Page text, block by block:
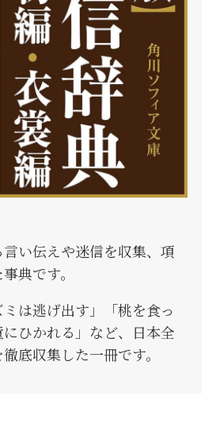
い伝えや迷信を収集、項
典です。
ミは逃げ出す」「桃を食っ
ひかれる」など、日本全
底収集した一冊です。